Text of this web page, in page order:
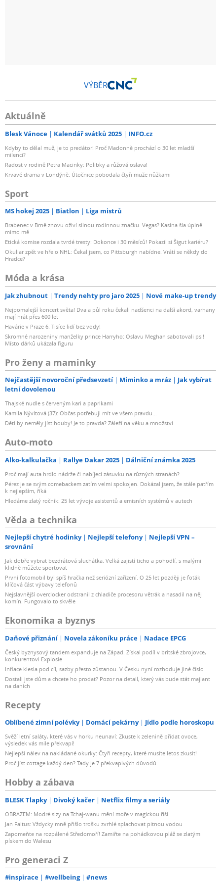
VÝBĚR
Aktuálně
Blesk Vánoce Kalendář svátků 2025 INFO.cz
Kdyby to dělal muž, je to predátor! Proč Madonně prochází o 30 let mladší
milenci?
Radost v rodině Petra Macinky: Polibky a růžová oslava!
Krvavé drama v Londýně: Útočnice pobodala čtyři muže nůžkami
Sport
MS hokej 2025 Biatlon Liga mistrů
Brabenec v Brně znovu oživí silnou rodinnou značku. Vegas? Kasina šla úplně
mimo mě
Etická komise rozdala tvrdé tresty: Dokonce i 30 měsíců! Pokazil si Šigut kariéru?
Okuliar zpět ve hře o NHL: Čekal jsem, co Pittsburgh nabídne. Vrátí se někdy do
Hradce?
Móda a krása
Jak zhubnout Trendy nehty pro jaro 2025 Nové make-up trendy
Nejpomalejší koncert světa! Dva a půl roku čekali nadšenci na další akord, varhany
mají hrát přes 600 let
Havárie v Praze 6: Tisíce lidí bez vody!
Skromné narozeniny manželky prince Harryho: Oslavu Meghan sabotovali psi!
Místo dárků ukázala figuru
Pro ženy a maminky
Nejčastější novoroční předsevzetí Miminko a mráz
Jak vybírat
letní dovolenou
Thajské nudle s červeným kari a paprikami
Kamila Nývltová (37): Občas potřebuji mít ve všem pravdu...
Děti by neměly jíst houby! Je to pravda? Záleží na věku a množství
Auto-moto
Alko-kalkulačka Rallye Dakar 2025 Dálniční známka 2025
Proč mají auta hrdlo nádrže či nabíjecí zásuvku na různých stranách?
Pérez je se svým comebackem zatím velmi spokojen. Dokázal jsem, že stále patřím
k nejlepším, říká
Hledáme zlatý ročník: 25 let vývoje asistentů a emisních systémů v autech
Věda a technika
Nejlepší chytré hodinky Nejlepší telefony
Nejlepší VPN –
srovnání
Jak dobře vybrat bezdrátová sluchátka. Velká zajistí ticho a pohodlí, s malými
klidně můžete sportovat
První fotomobil byl spíš hračka než seriózní zařízení. O 25 let později je foťák
klíčová část výbavy telefonů
Nejslavnější overclocker odstranil z chladiče procesoru větrák a nasadil na něj
komín. Fungovalo to skvěle
Ekonomika a byznys
Daňové přiznání Novela zákoníku práce Nadace EPCG
Český byznysový tandem expanduje na Západ. Získal podíl v britské zbrojovce,
konkurentovi Explosie
Inflace klesla pod cíl, sazby přesto zůstanou. V Česku nyní rozhoduje jiné číslo
Dostali jste dům a chcete ho prodat? Pozor na detail, který vás bude stát majlant
na daních
Recepty
Oblíbené zimní polévky Domácí pekárny Jídlo podle horoskopu
Svěží letní saláty, které vás v horku neunaví: Zkuste k zelenině přidat ovoce,
výsledek vás mile překvapí!
Nejlepší nálev na nakládané okurky: Čtyři recepty, které musíte letos zkusit!
Proč jíst cottage každý den? Tady je 7 překvapivých důvodů
Hobby a zábava
BLESK Tlapky Divoký kačer Netflix filmy a seriály
OBRAZEM: Modré slzy na Tchaj-wanu mění moře v magickou říši
Jan Faltus: Vždycky mně přišlo trošku zvrhlé splachovat pitnou vodou
Zapomeňte na rozpálené Středomoří! Zamiřte na pohádkovou pláž se zlatým
pískem do Walesu
Pro generaci Z
#inspirace #wellbeing #news